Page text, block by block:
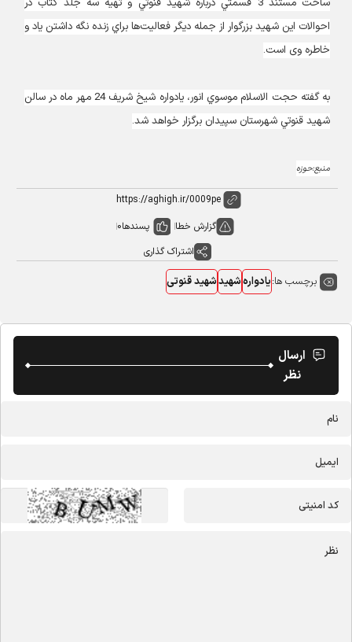
ساخت مستند 3 قسمتي درباره شهيد قنوتي و تهيه سه جلد كتاب در
احوالات اين شهيد بزرگوار از جمله ديگر فعاليت‌ها براي زنده نگه داشتن ياد و
خاطره وی است.
به گفته حجت الاسلام موسوي انور، يادواره شيخ شريف 24 مهر ماه در سالن
شهيد قنوتي شهرستان سپيدان برگزار خواهد شد.
منبع:حوزه
گزارش خطا پسندها0
اشتراک گذاری
برچسب ها:یادوارهشهیدشهید قنوتی
ارسال
نظر